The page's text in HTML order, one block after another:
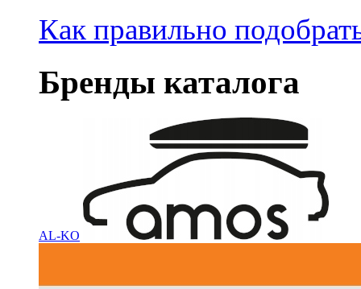
Как правильно
Бренды каталога
AL-KO